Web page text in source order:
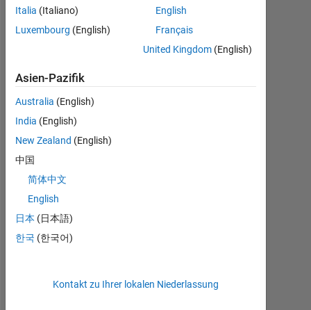
BEITRÄGE L
-2
-1
1
2
3
4
RANG
186.976
Italia (Italiano)
Luxembourg (English)
English
Français
United Kingdom (English)
Asien-Pazifik
Australia (English)
India (English)
New Zealand (English)
中国
简体中文
English
日本 (日本語)
한국 (한국어)
Kontakt zu Ihrer lokalen Niederlassung